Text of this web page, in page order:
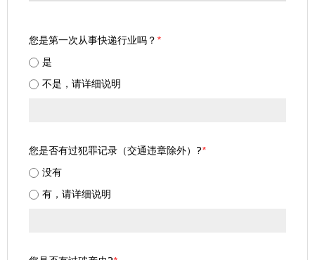
您是第一次从事快递行业吗？*
是
不是，请详细说明
您是否有过犯罪记录（交通违章除外）?*
没有
有，请详细说明